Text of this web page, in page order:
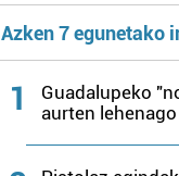
Azken 7 egunetako
1
Guadalupeko
aurten lehenago